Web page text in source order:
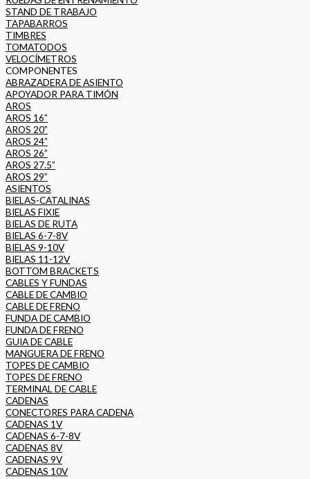
STAND DE TRABAJO
TAPABARROS
TIMBRES
TOMATODOS
VELOCÍMETROS
COMPONENTES
ABRAZADERA DE ASIENTO
APOYADOR PARA TIMÓN
AROS
AROS 16”
AROS 20”
AROS 24”
AROS 26”
AROS 27.5”
AROS 29”
ASIENTOS
BIELAS-CATALINAS
BIELAS FIXIE
BIELAS DE RUTA
BIELAS 6-7-8V
BIELAS 9-10V
BIELAS 11-12V
BOTTOM BRACKETS
CABLES Y FUNDAS
CABLE DE CAMBIO
CABLE DE FRENO
FUNDA DE CAMBIO
FUNDA DE FRENO
GUIA DE CABLE
MANGUERA DE FRENO
TOPES DE CAMBIO
TOPES DE FRENO
TERMINAL DE CABLE
CADENAS
CONECTORES PARA CADENA
CADENAS 1V
CADENAS 6-7-8V
CADENAS 8V
CADENAS 9V
CADENAS 10V